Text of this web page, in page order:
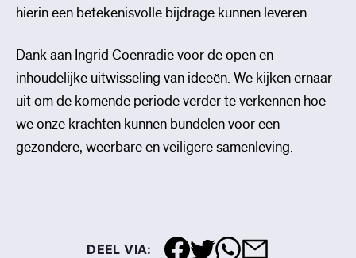
hierin een betekenisvolle bijdrage kunnen leveren.
Dank aan Ingrid Coenradie voor de open en
inhoudelijke uitwisseling van ideeën. We kijken ernaar
uit om de komende periode verder te verkennen hoe
we onze krachten kunnen bundelen voor een
gezondere, weerbare en veiligere samenleving.
DEEL VIA: